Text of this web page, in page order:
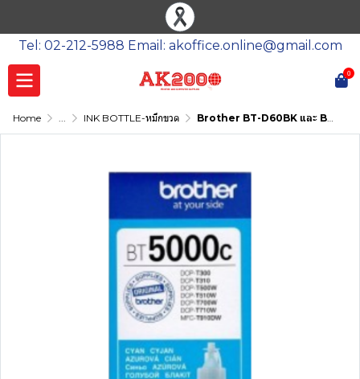
Tel: 02-212-5988 Email: akoffice.online@gmail.com
0
Home ... INK BOTTLE-หมึกขวด Brother BT-D60BK และ BT-5000CMY